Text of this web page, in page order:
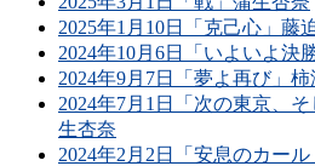
2025年1月10日「克己心」藤
2024年10月6日「いよいよ決
2024年9月7日「夢よ再び」柿
2024年7月1日「次の東京、
生杏奈
2024年2月2日「安息のカー